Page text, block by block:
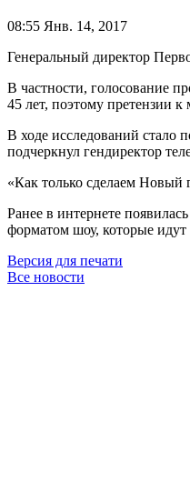
08:55 Янв. 14, 2017
Генеральный директор
В частности, голосование
45 лет, поэтому претензии
В ходе исследований стало
подчеркнул гендиректор
«Как только сделаем
Ранее в интернете
форматом шоу, которые
Версия для печати
Все новости